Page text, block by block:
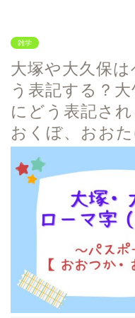
雑学
大塚や大久保
う表記する？
にどう表記さ
おくぼ、おおた